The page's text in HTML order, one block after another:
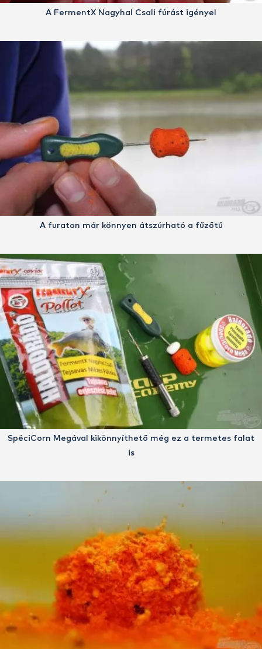
A FermentX Nagyhal Csali fúrást igényel
A furaton már könnyen átszúrható a fűzőtű
SpéciCorn Megával kikönnyíthető még ez a termetes falat
is